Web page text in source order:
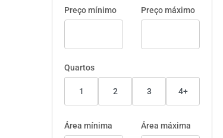
Preço mínimo Preço máximo
Quartos
1 2 3 4+
Área mínima Área máxima